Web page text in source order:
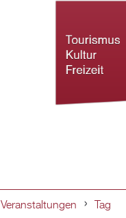
Veranstaltungen Tag